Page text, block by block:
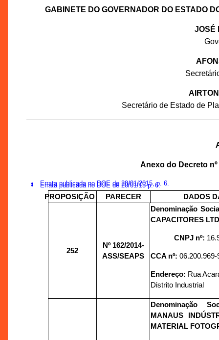
GABINETE DO GOVERNADOR DO ESTADO
JOSÉ
Secretário de Estado de
Anexo do Decreto
Errata publicada no DOE de 20/01/2015, p. 6.
Errata publicada no DOE de 20/01/15 p. 6.
PROPOSIÇÃO PARECER DADOS
252
Nº 162/2014-
ASS/SEAPS
Denominação
CAPACITORES
CNPJ nº:
CCA nº:
Endereço: Rua
Distrito Industrial
Denominação
MANAUS
MATERIAL